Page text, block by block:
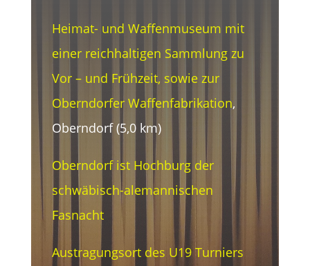
Heimat- und Waffenmuseum mit
einer reichhaltigen Sammlung zu
Vor – und Frühzeit, sowie zur
Oberndorfer Waffenfabrikation,
Oberndorf (5,0 km)
Oberndorf ist Hochburg der
schwäbisch-alemannischen
Fasnacht
Austragungsort des U19 Turniers